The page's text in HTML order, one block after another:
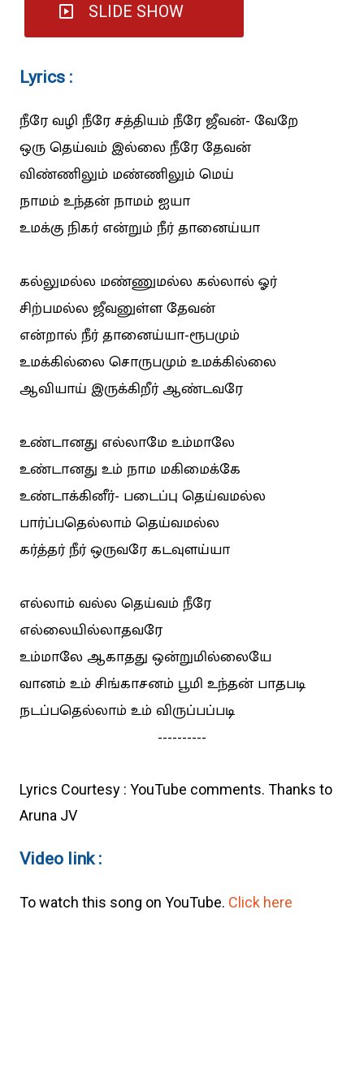
SLIDE SHOW
Lyrics :
நீரே வழி நீரே சத்தியம் நீரே ஜீவன்- வேறே
ஒரு தெய்வம் இல்லை நீரே தேவன்
விண்ணிலும் மண்ணிலும் மெய்
நாமம் உந்தன் நாமம் ஐயா
உமக்கு நிகர் என்றும் நீர் தானைய்யா
கல்லுமல்ல மண்ணுமல்ல கல்லால் ஓர்
சிற்பமல்ல ஜீவனுள்ள தேவன்
என்றால் நீர் தானைய்யா-ரூபமும்
உமக்கில்லை சொருபமும் உமக்கில்லை
ஆவியாய் இருக்கிறீர் ஆண்டவரே
உண்டானது எல்லாமே உம்மாலே
உண்டானது உம் நாம மகிமைக்கே
உண்டாக்கினீர்- படைப்பு தெய்வமல்ல
பார்ப்பதெல்லாம் தெய்வமல்ல
கர்த்தர் நீர் ஒருவரே கடவுளய்யா
எல்லாம் வல்ல தெய்வம் நீரே
எல்லையில்லாதவரே
உம்மாலே ஆகாதது ஒன்றுமில்லையே
வானம் உம் சிங்காசனம் பூமி உந்தன் பாதபடி
நடப்பதெல்லாம் உம் விருப்பப்படி
----------
Lyrics Courtesy : YouTube comments. Thanks to
Aruna JV
Video link :
To watch this song on YouTube. Click here